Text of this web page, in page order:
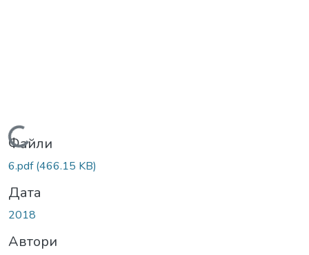
Вантажиться...
Файли
6.pdf(466.15 KB)
Дата
2018
Автори